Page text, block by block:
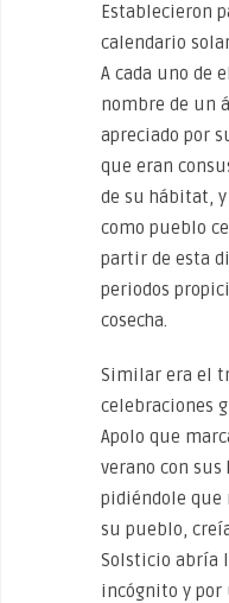
Establecieron
calendario
A cada uno de
nombre de un
apreciado por
que eran
de su hábitat,
como pueblo
partir de esta
periodos
cosecha.
Similar era el
celebraciones
Apolo que
verano con
pidiéndole que
su pueblo,
Solsticio abría
incógnito y por